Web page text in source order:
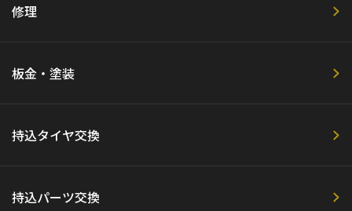
修理
板金・塗装
持込タイヤ交換
持込パーツ交換